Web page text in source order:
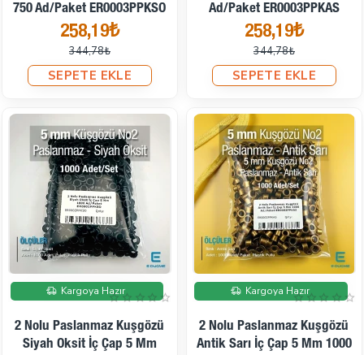
750 Ad/Paket ER0003PPKSO
258,19₺
344,78₺
SEPETE EKLE
Ad/Paket ER0003PPKAS
258,19₺
344,78₺
SEPETE EKLE
İndirimde
Kargoya Hazır
2 Nolu Paslanmaz Kuşgözü
Siyah Oksit İç Çap 5 Mm
İndirimde
Kargoya Hazır
2 Nolu Paslanmaz Kuşgözü
Antik Sarı İç Çap 5 Mm 1000